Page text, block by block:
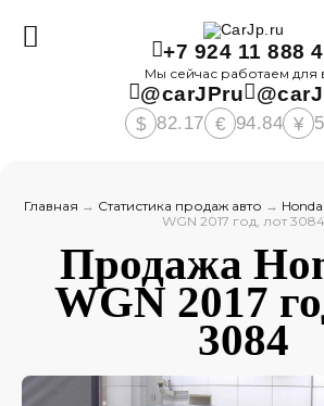
+7 924 11 888
Мы сейчас работаем для
@carJPru
$ 82.17 € 94.84 ¥
Главная → Статистика продаж авто → Honda
WGN 2017 год, лот 3084
Продажа
WGN 2017
3084